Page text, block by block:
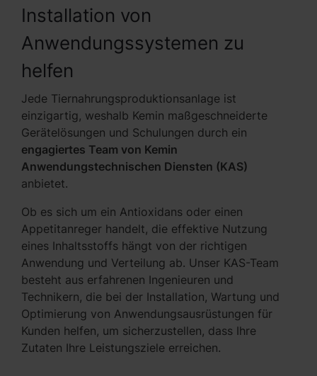
Installation von
Anwendungssystemen zu
helfen
Jede Tiernahrungsproduktionsanlage ist
einzigartig, weshalb Kemin maßgeschneiderte
Geräte­lösungen und Schulungen durch ein
engagiertes Team von Kemin
Anwendungstechnischen Diensten (KAS)
anbietet.
Ob es sich um ein Antioxidans oder einen
Appetitanreger handelt, die effektive Nutzung
eines Inhaltsstoffs hängt von der richtigen
Anwendung und Verteilung ab. Unser KAS-Team
besteht aus erfahrenen Ingenieuren und
Technikern, die bei der Installation, Wartung und
Optimierung von Anwendungsausrüstungen für
Kunden helfen, um sicherzustellen, dass Ihre
Zutaten Ihre Leistungsziele erreichen.